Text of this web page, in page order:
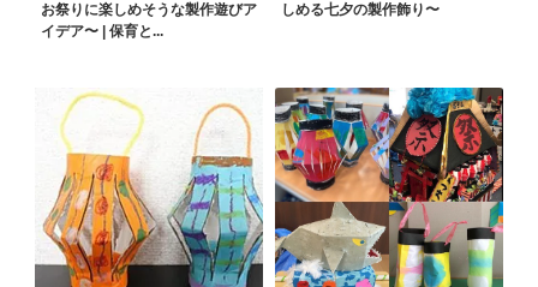
お祭りに楽しめそうな製作遊びア
イデア〜 | 保育と...
しめる七夕の製作飾り〜